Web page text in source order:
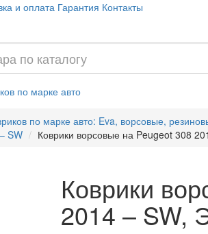
и оплата Гарантия Контакты
по марке авто
по марке авто: Eva, ворсовые,
SW Коврики ворсовые на Peugeot 308
Коврики
2014 – SW,